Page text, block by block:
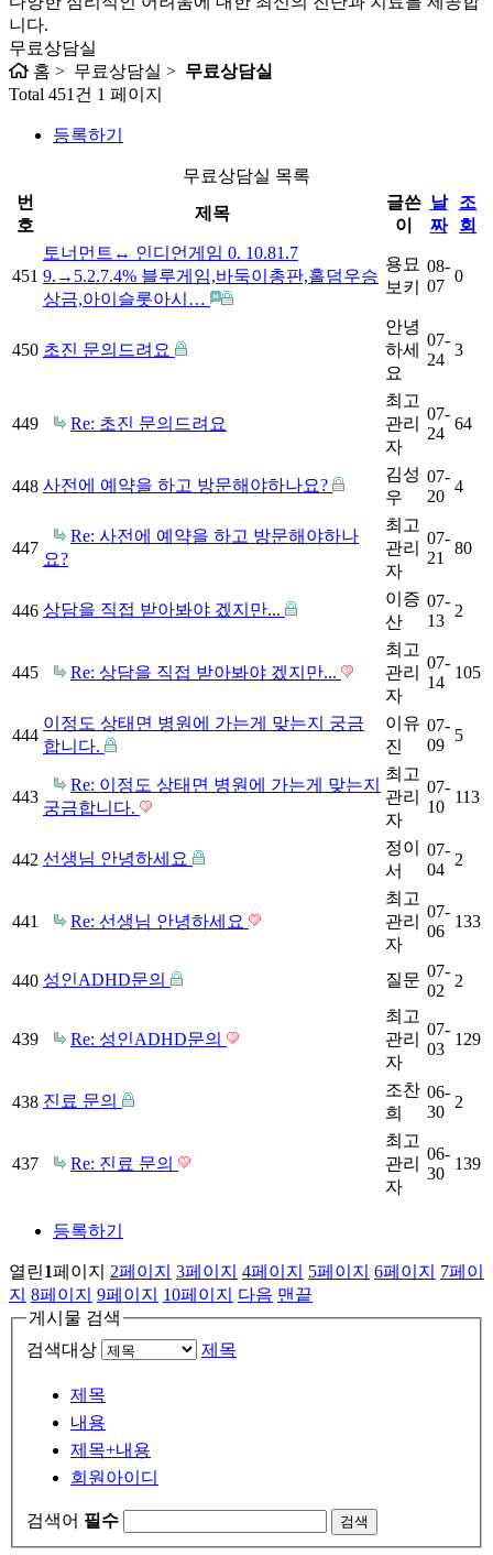
니다.
무료상담실
홈 > 무료상담실 > 무료상담실
Total 451건 1 페이지
등록하기
무료상담실 목록
번
호
제목
글쓴
이
날
짜
조
회
451
토너먼트↔ 인디언게임 0. 10.81.7
9.→5.2.7.4% 블루게임,바둑이총판,홀덤우승
상금,아이슬롯아시…
용묘
보키
08-
07
0
450 초진 문의드려요
안녕
하세
요
07-
24
3
449 Re: 초진 문의드려요
최고
관리
자
07-
24
64
448 사전에 예약을 하고 방문해야하나요?
김성
우
07-
20
4
447
Re: 사전에 예약을 하고 방문해야하나
요?
최고
관리
자
07-
21
80
446 상담을 직접 받아봐야 겠지만...
이증
산
07-
13
2
445 Re: 상담을 직접 받아봐야 겠지만...
최고
관리
자
07-
14
105
444
이정도 상태면 병원에 가는게 맞는지 궁금
합니다.
이유
진
07-
09
5
443
Re: 이정도 상태면 병원에 가는게 맞는지
궁금합니다.
최고
관리
자
07-
10
113
442 선생님 안녕하세요
정이
서
07-
04
2
441 Re: 선생님 안녕하세요
최고
관리
자
07-
06
133
440 성인ADHD문의 질문 07-
02
2
439 Re: 성인ADHD문의
최고
관리
자
07-
03
129
438 진료 문의
조찬
희
06-
30
2
437 Re: 진료 문의
최고
관리
자
06-
30
139
등록하기
열린1페이지 2페이지 3페이지 4페이지 5페이지 6페이지 7페이
지 8페이지 9페이지 10페이지 다음 맨끝
게시물 검색
검색대상
제목
제목
내용
제목+내용
회원아이디
검색어 필수